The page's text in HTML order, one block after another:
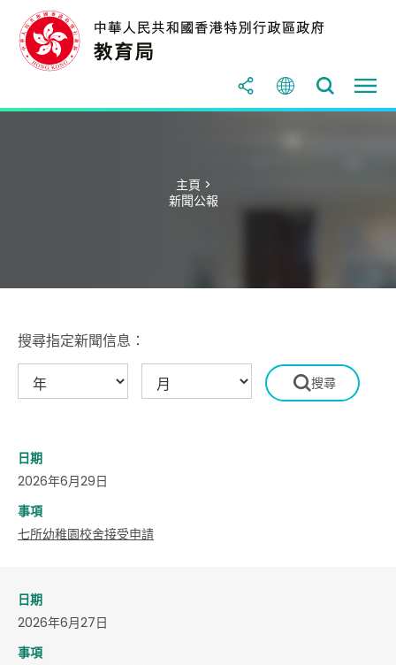
主頁 >
新聞公報
搜尋指定新聞信息：
日期
2026年6月29日
事項
七所幼稚園校舍接受申請
日期
2026年6月27日
事項